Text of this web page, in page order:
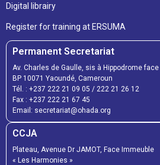
Digital librairy
Register for training at ERSUMA
Permanent Secretariat
Av. Charles de Gaulle, sis à Hippodrome face
BP 10071 Yaoundé, Cameroun
Tél. : +237 222 21 09 05 / 222 21 26 12
Fax : +237 222 21 67 45
Email: secretariat@ohada.org
CCJA
Plateau, Avenue Dr JAMOT, Face Immeuble
« Les Harmonies »